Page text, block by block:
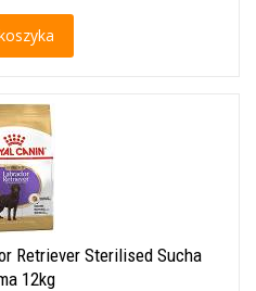
Retriever Sterilised Sucha
12kg